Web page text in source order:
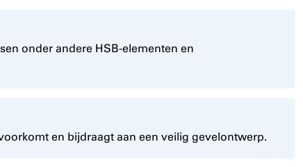
onder andere HSB-elementen en
en bijdraagt aan een veilig gevelontwerp.